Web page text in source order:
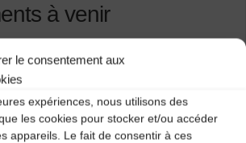
le consentement aux
expériences, nous utilisons des
les cookies pour stocker et/ou accéder
appareils. Le fait de consentir à ces
à venir
à cet emplacement</li>
n°3